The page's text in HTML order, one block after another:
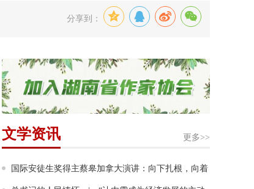
分享到：
更多>>
文学资讯
国际安徒生奖得主蔡皋加拿大演讲：向下扎根，向着